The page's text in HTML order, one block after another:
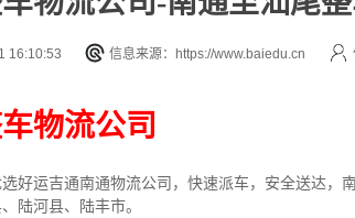
16:10:53 信息来源：https://www.baiedu.cn
物流公司
好运吉通南通物流公司，快速派车，安全送达
陆河县、陆丰市。